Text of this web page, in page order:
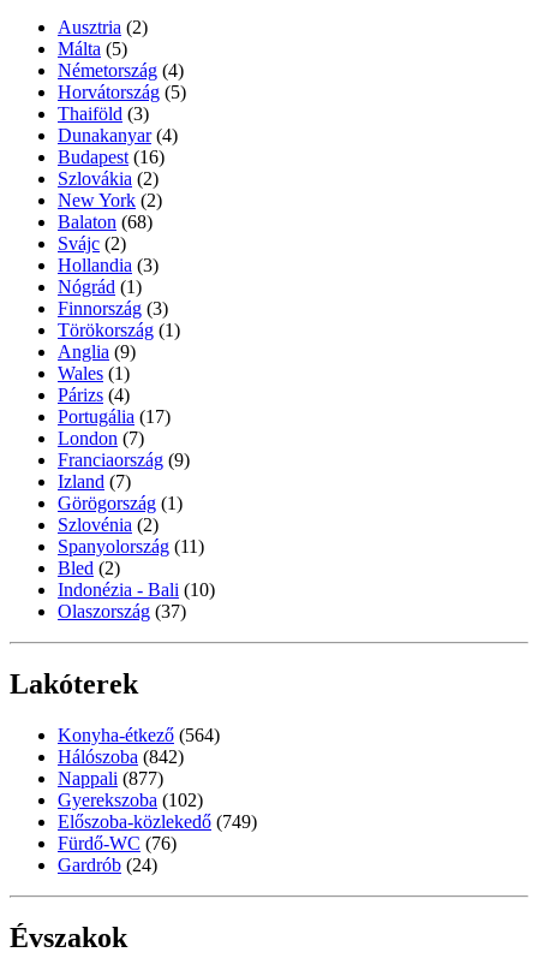
Ausztria (2)
Málta (5)
Németország (4)
Horvátország (5)
Thaiföld (3)
Dunakanyar (4)
Budapest (16)
Szlovákia (2)
New York (2)
Balaton (68)
Svájc (2)
Hollandia (3)
Nógrád (1)
Finnország (3)
Törökország (1)
Anglia (9)
Wales (1)
Párizs (4)
Portugália (17)
London (7)
Franciaország (9)
Izland (7)
Görögország (1)
Szlovénia (2)
Spanyolország (11)
Bled (2)
Indonézia - Bali (10)
Olaszország (37)
Lakóterek
Konyha-étkező (564)
Hálószoba (842)
Nappali (877)
Gyerekszoba (102)
Előszoba-közlekedő (749)
Fürdő-WC (76)
Gardrób (24)
Évszakok